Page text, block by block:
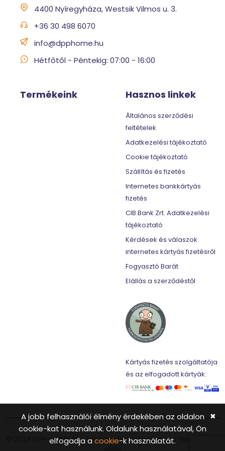
4400 Nyíregyháza, Westsik Vilmos u. 3.
+36 30 498 6070
info@dpphome.hu
Hétfőtől - Péntekig: 07:00 - 16:00
Termékeink Hasznos linkek
Általános szerződési
feltételek
Adatkezelési tájékoztató
Cookie tájékoztató
Szállítás és fizetés
Internetes bankkártyás
fizetés
CIB Bank Zrt. Adatkezelési
tájékoztató
Kérdések és válaszok
internetes kártyás fizetésről
Fogyasztó Barát
Elállás a szerződéstől
Kártyás fizetés szolgáltatója
és az elfogadott kártyák:
© 2023 DPP-HOME Kft. - Nyíregyháza. Minden jog fenntartva.
A jobb felhasználói élmény érdekében az oldalon
cookie-kat használunk. Oldalunk használatával, Ön
elfogadja acookie-k használatát.
✖